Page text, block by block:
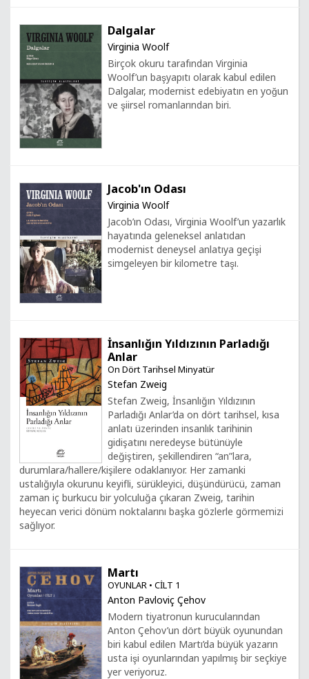
Dalgalar
Virginia Woolf
Birçok okuru tarafından Virginia
Woolf’un başyapıtı olarak kabul edilen
Dalgalar, modernist edebiyatın en yoğun
ve şiirsel romanlarından biri.
Jacob'ın Odası
Virginia Woolf
Jacob’ın Odası, Virginia Woolf’un yazarlık
hayatında geleneksel anlatıdan
modernist deneysel anlatıya geçişi
simgeleyen bir kilometre taşı.
İnsanlığın Yıldızının Parladığı
Anlar
On Dört Tarihsel Minyatür
Stefan Zweig
Stefan Zweig, İnsanlığın Yıldızının
Parladığı Anlar’da on dört tarihsel, kısa
anlatı üzerinden insanlık tarihinin
gidişatını neredeyse bütünüyle
değiştiren, şekillendiren “an”lara,
durumlara/hallere/kişilere odaklanıyor. Her zamanki
ustalığıyla okurunu keyifli, sürükleyici, düşündürücü, zaman
zaman iç burkucu bir yolculuğa çıkaran Zweig, tarihin
heyecan verici dönüm noktalarını başka gözlerle görmemizi
sağlıyor.
Martı
OYUNLAR • CİLT 1
Anton Pavloviç Çehov
Modern tiyatronun kurucularından
Anton Çehov’un dört büyük oyunundan
biri kabul edilen Martı’da büyük yazarın
usta işi oyunlarından yapılmış bir seçkiye
yer veriyoruz.